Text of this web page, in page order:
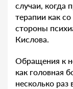
случаи, когда
терапии как
стороны
Кислова.
Обращения к
как головная
несколько раз